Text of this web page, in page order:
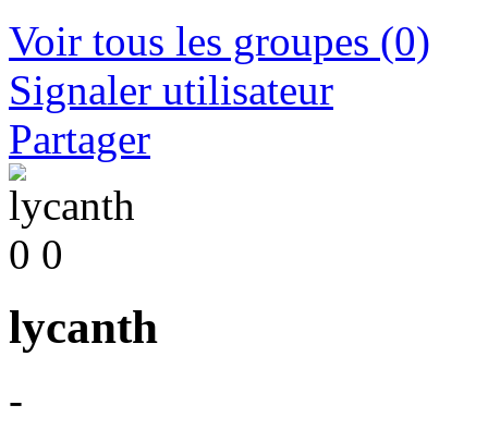
Voir tous les groupes (0)
Signaler utilisateur
Partager
0 0
lycanth
-